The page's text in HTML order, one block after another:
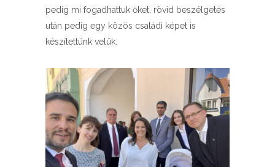
pedig mi fogadhattuk őket, rövid beszélgetés
után pedig egy közös családi képet is
készítettünk velük.